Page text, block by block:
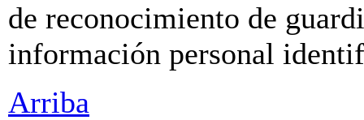
de reconocimiento de
información personal
Arriba